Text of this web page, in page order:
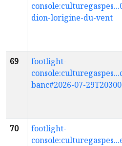
dion-lorigine-du-vent
69
footlight-
banc#2026-07-
70
footlight-